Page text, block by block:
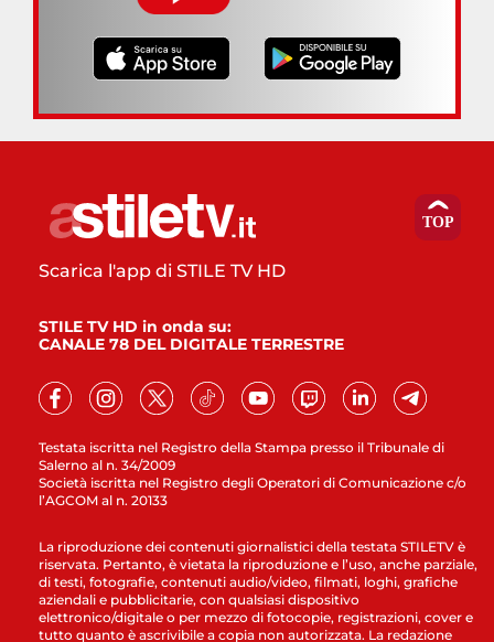
Testata iscritta nel Registro della Stampa presso il Tribunale di
Salerno al n. 34/2009
Società iscritta nel Registro degli Operatori di Comunicazione c/o
l’AGCOM al n. 20133
Scarica l'app di STILE TV HD
STILE TV HD in onda su:
CANALE 78 DEL DIGITALE TERRESTRE
La riproduzione dei contenuti giornalistici della testata STILETV è
riservata. Pertanto, è vietata la riproduzione e l’uso, anche parziale,
di testi, fotografie, contenuti audio/video, filmati, loghi, grafiche
aziendali e pubblicitarie, con qualsiasi dispositivo
elettronico/digitale o per mezzo di fotocopie, registrazioni, cover e
tutto quanto è ascrivibile a copia non autorizzata. La redazione